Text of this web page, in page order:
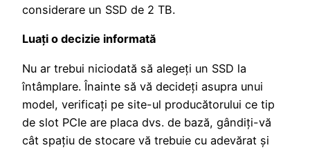
considerare un SSD de 2 TB.
Luați o decizie informată
Nu ar trebui niciodată să alegeți un SSD la
întâmplare. Înainte să vă decideți asupra unui
model, verificați pe site-ul producătorului ce tip
de slot PCIe are placa dvs. de bază, gândiți-vă
cât spațiu de stocare vă trebuie cu adevărat și